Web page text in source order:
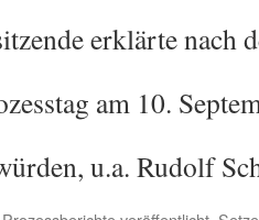
erklärte nach
am 10.
u.a. Rudolf